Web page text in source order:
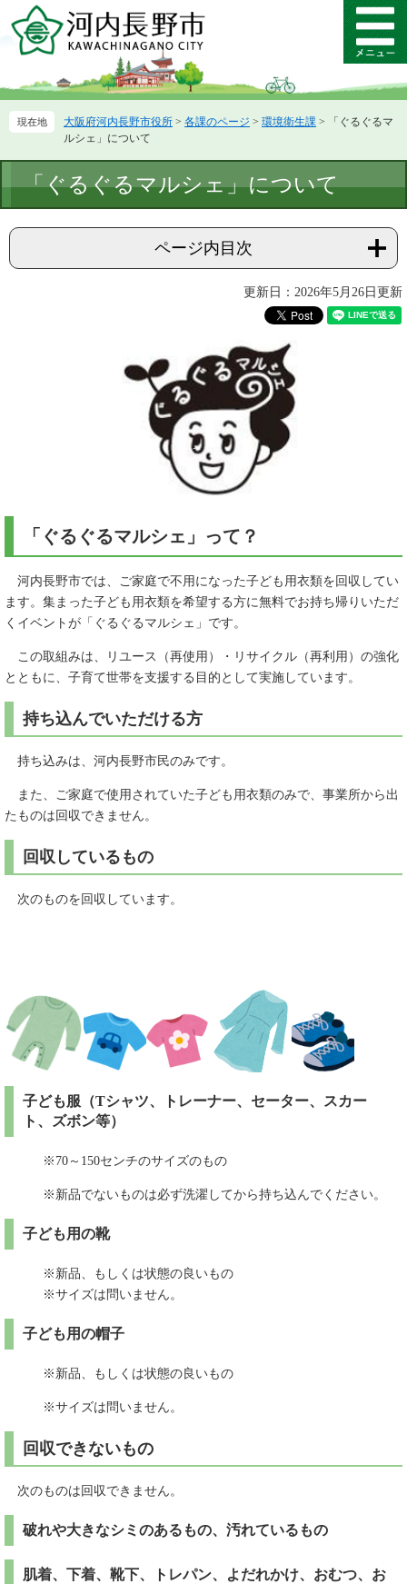
ー
先
ニ
を
て
メ
ニ
ー
大阪府河内長野市役所 > 各課のページ > 環境衛生課 >
「ぐるぐるマ
ルシェ」について
文
「ぐるぐるマルシェ」について
ページ内目次
更新日：2026年5月26日更新
「ぐるぐるマルシェ」って？
河内長野市では、ご家庭で不用になった子ども用衣類を回収してい
ます。集まった子ども用衣類を希望する方に無料でお持ち帰りいただ
くイベントが「ぐるぐるマルシェ」です。
この取組みは、リユース（再使用）・リサイクル（再利用）の強化
とともに、子育て世帯を支援する目的として実施しています。
持ち込んでいただける方
持ち込みは、河内長野市民のみです。
また、ご家庭で使用されていた子ども用衣類のみで、事業所から出
たものは回収できません。
回収しているもの
次のものを回収しています。
子ども服（Tシャツ、トレーナー、セーター、スカー
ト、ズボン等）
※70～150センチのサイズのもの
※新品でないものは必ず洗濯してから持ち込んでください。
子ども用の靴
※新品、もしくは状態の良いもの
※サイズは問いません。
子ども用の帽子
※新品、もしくは状態の良いもの
※サイズは問いません。
回収できないもの
次のものは回収できません。
破れや大きなシミのあるもの、汚れているもの
肌着、下着、靴下、トレパン、よだれかけ、おむつ、お